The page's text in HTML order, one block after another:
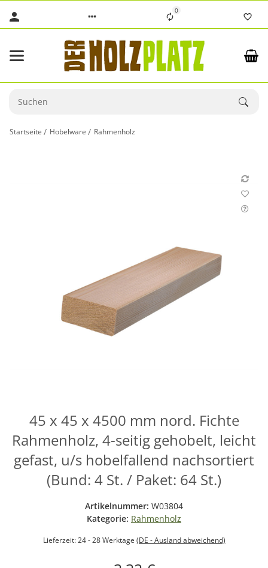
0
Startseite Hobelware Rahmenholz
45 x 45 x 4500 mm nord. Fichte
Rahmenholz, 4-seitig gehobelt, leicht
gefast, u/s hobelfallend nachsortiert
(Bund: 4 St. / Paket: 64 St.)
Artikelnummer: W03804
Kategorie: Rahmenholz
Lieferzeit:24 - 28 Werktage (DE - Ausland abweichend)